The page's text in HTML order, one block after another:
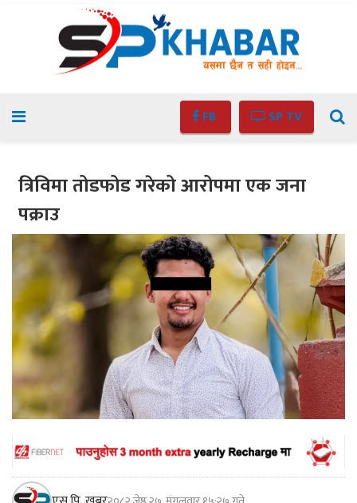
FB SP TV
त्रिविमा तोडफोड गरेको आरोपमा एक जना
पक्राउ